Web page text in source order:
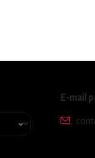
E-mail